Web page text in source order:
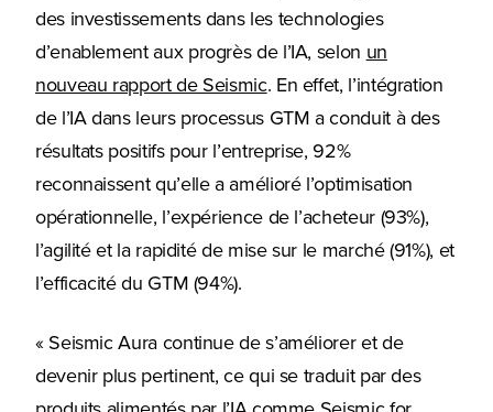
des investissements dans les technologies
d’enablement aux progrès de l’IA, selon un
nouveau rapport de Seismic. En effet, l’intégration
de l’IA dans leurs processus GTM a conduit à des
résultats positifs pour l’entreprise, 92%
reconnaissent qu’elle a amélioré l’optimisation
opérationnelle, l’expérience de l’acheteur (93%),
l’agilité et la rapidité de mise sur le marché (91%), et
l’efficacité du GTM (94%).
« Seismic Aura continue de s’améliorer et de
devenir plus pertinent, ce qui se traduit par des